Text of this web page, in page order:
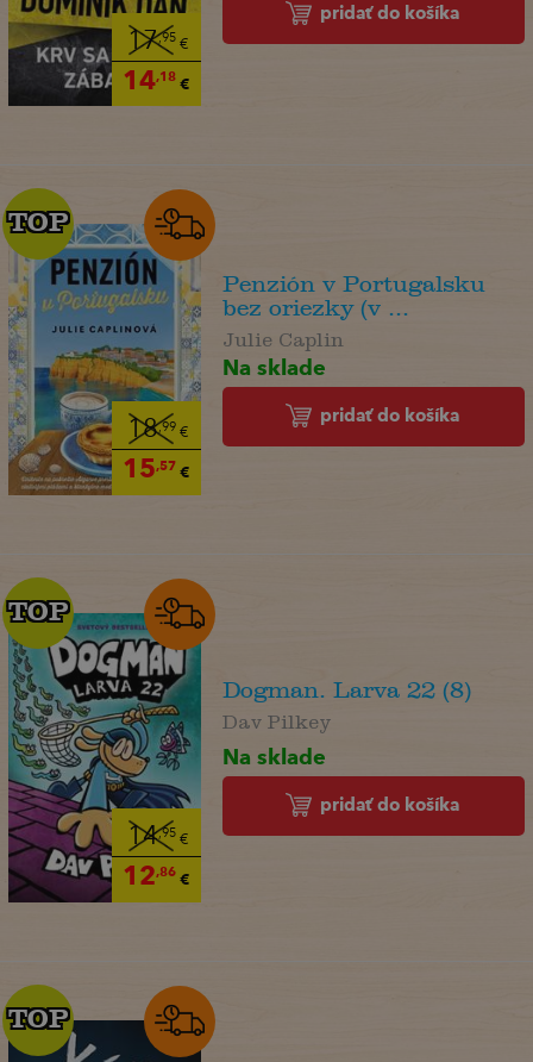
17,95€
14,18€
pridať do košíka
18,99 €
15,57 €
TOP
TOP
Penzión v Portugalsku
bez oriezky (v ...
Julie Caplin
Na sklade
pridať do košíka
14,95€
12,86€
TOP
TOP
Dogman. Larva 22 (8)
Dav Pilkey
Na sklade
pridať do košíka
TOP
TOP